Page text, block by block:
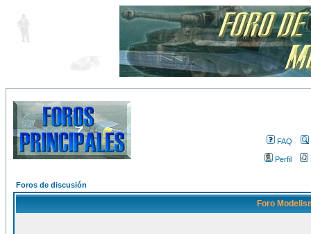
FAQ
Perfil
Foros de discusión
Foro